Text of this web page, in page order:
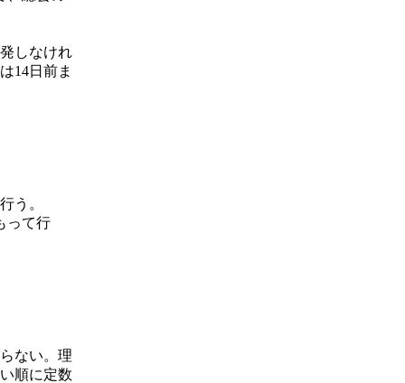
しなけれ
14日前ま
う。
って行
ない。理
順に定数